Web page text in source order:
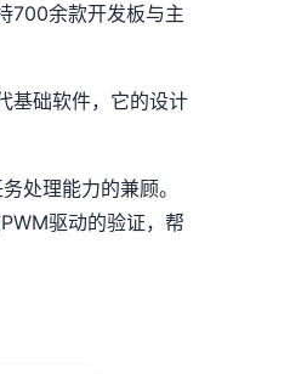
700余款开发板与主
基础软件，它的设计
处理能力的兼顾。
驱动的验证，帮